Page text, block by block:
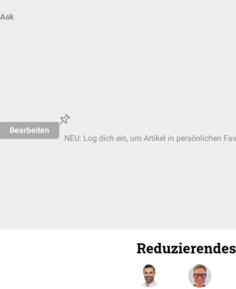
Ask
Bearbeiten
NEU: Log dich ein, um Artikel in persönlichen